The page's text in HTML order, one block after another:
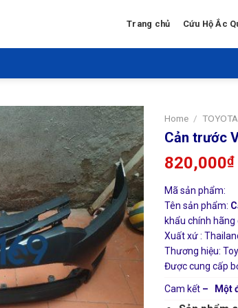
Trang chủ Cứu Hộ Ắc
Home / TOYOTA
Cản trước
820,000₫
Mã sản phẩm:
Tên sản phẩm:
khẩu chính
Xuất xứ :
Thương hiệu:
Được cung cấp
Cam kết – Một